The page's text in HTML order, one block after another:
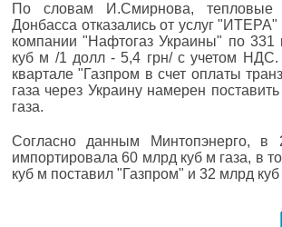
По словам И.Смирнова, тепловые
Донбасса отказались от услуг "ИТЕРА"
компании "Нафтогаз Украины" по 331
куб м /1 долл - 5,4 грн/ с учетом
квартале "Газпром в счет оплаты
газа через Украину намерен
газа.
Согласно данным Минтопэнерго, в
импортировала 60 млрд куб м газа, в
куб м поставил "Газпром" и 32 млрд